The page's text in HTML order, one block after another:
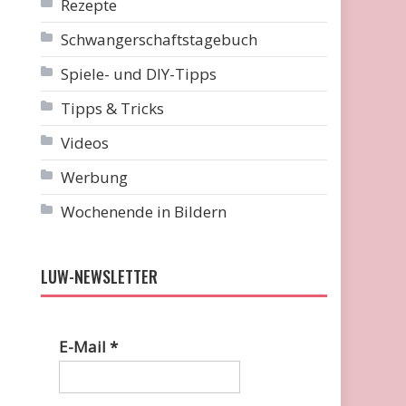
Rezepte
Schwangerschaftstagebuch
Spiele- und DIY-Tipps
Tipps & Tricks
Videos
Werbung
Wochenende in Bildern
LUW-NEWSLETTER
E-Mail*